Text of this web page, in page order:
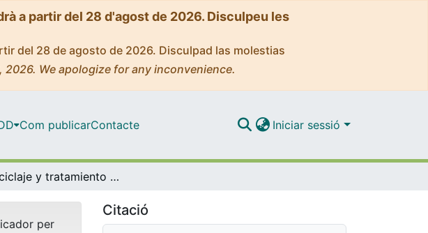
a partir del 28 d'agost de 2026. Disculpeu les
del 28 de agosto de 2026. Disculpad las molestias
We apologize for any inconvenience.
Com publicarContacte Iniciar sessió
Reciclaje y tratamiento de residuos
per
Citació